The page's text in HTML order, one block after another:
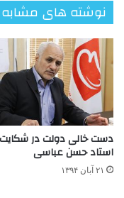
نوشته های مشابه
دست خالی دولت در شکایت
استاد حسن عباسی
۲۱ آبان ۱۳۹۴